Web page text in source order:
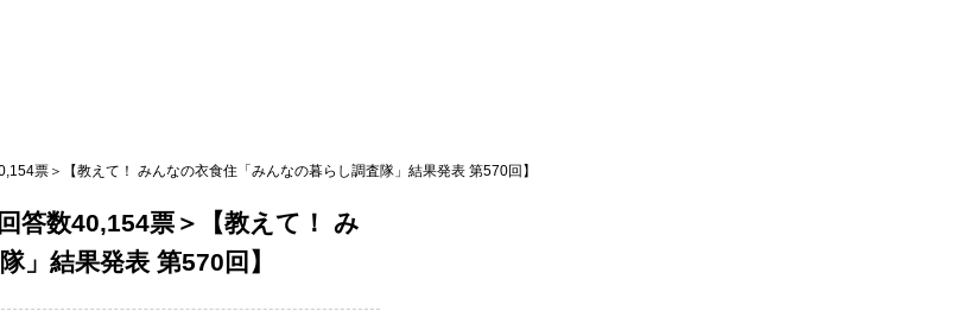
票＞【教えて！ みんなの衣食住「みんなの暮らし調査隊」結果発表 第570回】
答数40,154票＞【教えて！ み
」結果発表 第570回】